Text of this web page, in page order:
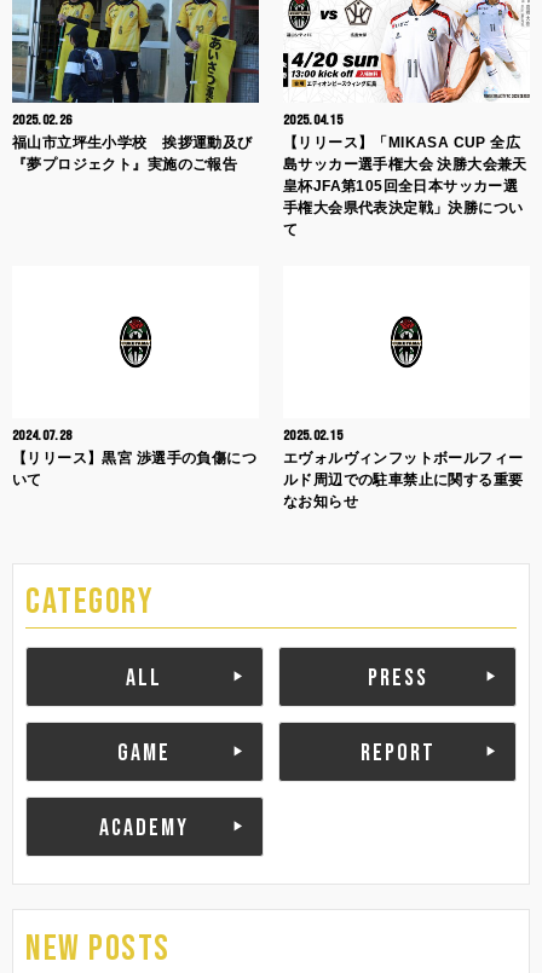
2025.02.26
福山市立坪生小学校 挨拶運動及び
『夢プロジェクト』実施のご報告
2025.04.15
【リリース】「MIKASA CUP 全広
島サッカー選手権大会 決勝大会兼天
皇杯JFA第105回全日本サッカー選
手権大会県代表決定戦」決勝につい
て
2024.07.28
【リリース】黒宮 渉選手の負傷につ
いて
2025.02.15
エヴォルヴィンフットボールフィー
ルド周辺での駐車禁止に関する重要
なお知らせ
CATEGORY
ALL PRESS
GAME REPORT
ACADEMY
NEW POSTS